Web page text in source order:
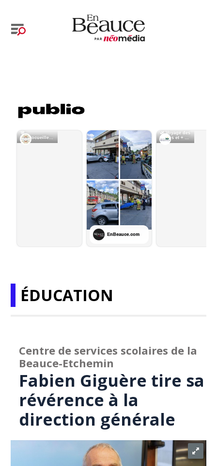
ÉDUCATION
Centre de services scolaires de la
Beauce-Etchemin
Fabien Giguère tire sa
révérence à la
direction générale